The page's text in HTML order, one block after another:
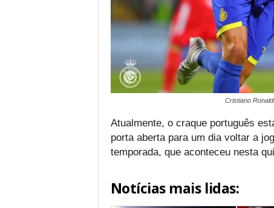
Cristiano
Atualmente, o craque português
porta aberta para um dia voltar a
temporada, que aconteceu nesta
Notícias mais lidas: